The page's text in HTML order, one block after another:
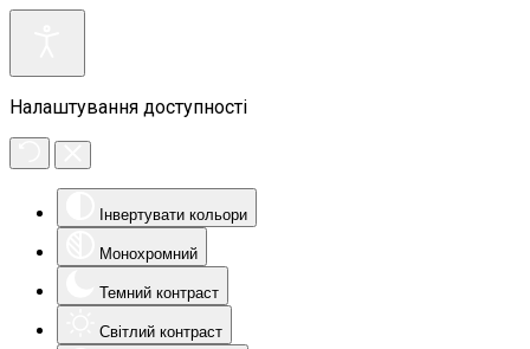
Налаштування доступності
Інвертувати кольори
Монохромний
Темний контраст
Світлий контраст